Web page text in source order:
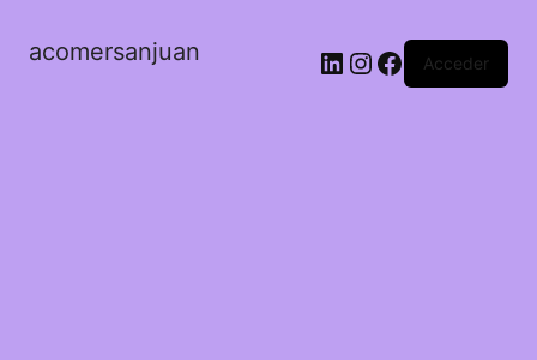
acomersanjuan LinkedIn
Instagram
Facebook
Acceder